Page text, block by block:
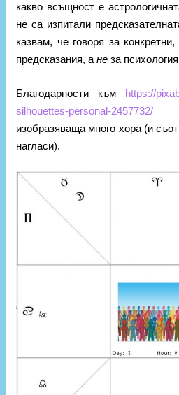
какво всъщност е
не са изпитали
казвам, че говоря за
предсказания, ане за
Благодарности към https://
silhouettes-personal-
изобразяваща много хора (и
нагласи).